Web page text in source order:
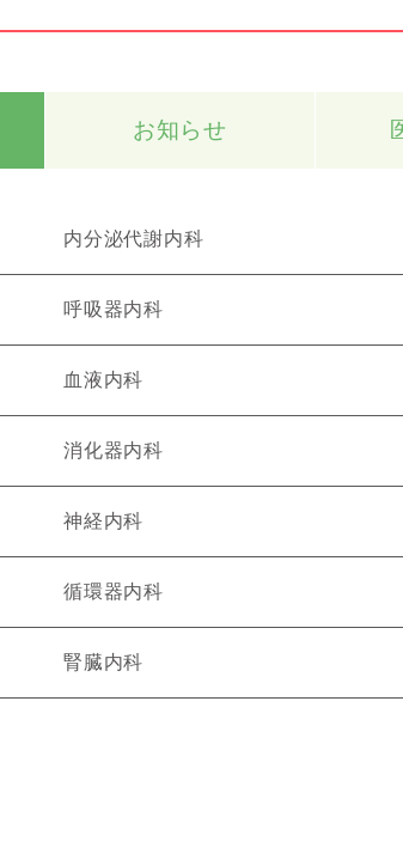
お知らせ
内分泌代謝内科
呼吸器内科
血液内科
消化器内科
神経内科
循環器内科
腎臓内科